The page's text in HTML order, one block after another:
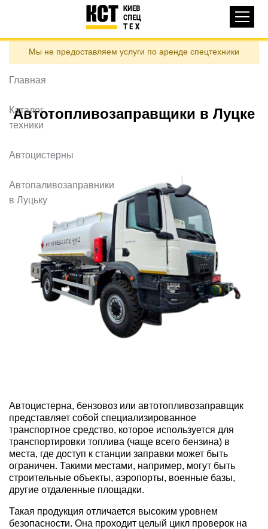
содержанию
навигация
КАТАЛОГ ТЕХНИКИ
ДОСТАВКА И ОПЛАТА
О НАС
ОТЗЫВЫ
КОНТАКТЫ
Контактні телефони:
ЗАДАТЬ ВОПРОС
Мы не предоставляем услуги по аренде спецтехники
Автотопливозаправщики в Луцке
Автоцистерна, бензовоз или автотопливозаправщик
представляет собой специализированное
транспортное средство, которое используется для
транспортировки топлива (чаще всего бензина) в
места, где доступ к станции заправки может быть
ограничен. Такими местами, например, могут быть
строительные объекты, аэропорты, военные базы,
другие отдаленные площадки.
Такая продукция отличается высоким уровнем
безопасности. Она проходит целый цикл проверок на
Главная
Каталог
техники
Автоцистерны
Автопаливозаправники
в Луцьку